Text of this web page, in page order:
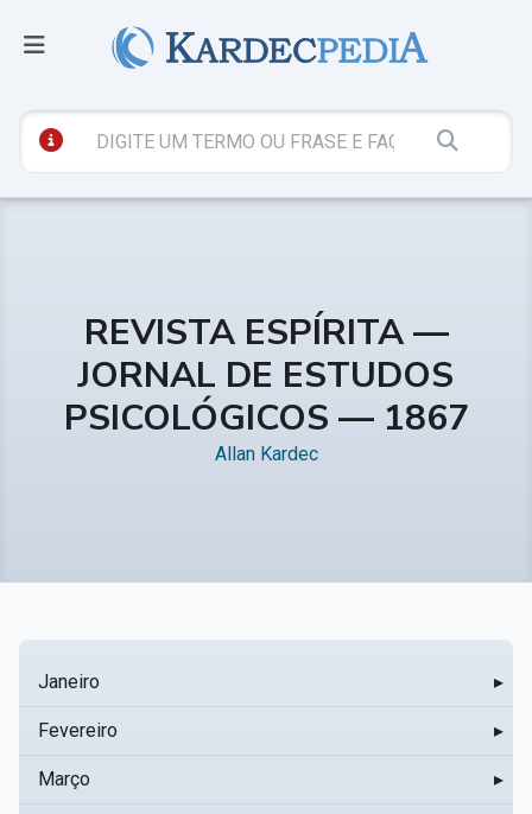
REVISTA ESPÍRITA —
JORNAL DE ESTUDOS
PSICOLÓGICOS — 1867
Allan Kardec
Janeiro ▸
Fevereiro ▸
Março ▸